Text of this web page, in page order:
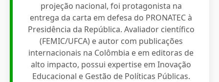
projeção nacional, foi protagonista na
entrega da carta em defesa do PRONATEC à
Presidência da República. Avaliador científico
(FEMIC/UFCA) e autor com publicações
internacionais na Colômbia e em editoras de
alto impacto, possui expertise em Inovação
Educacional e Gestão de Políticas Públicas.